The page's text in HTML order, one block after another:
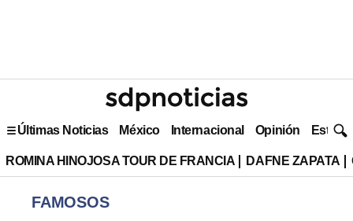
Últimas Noticias México Internacional Opinión Estilo
ROMINA HINOJOSA TOUR DE FRANCIA DAFNE ZAPATA
FAMOSOS